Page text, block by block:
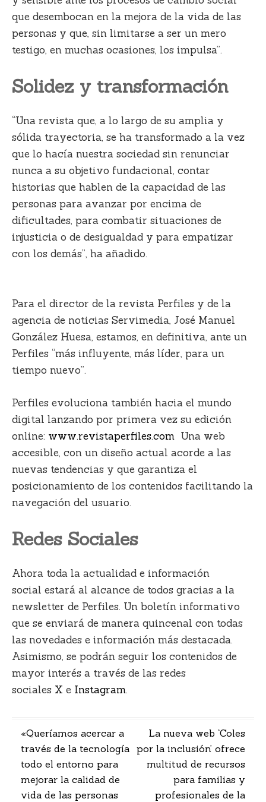
que desembocan en la mejora de la vida de las
personas y que, sin limitarse a ser un mero
testigo, en muchas ocasiones, los impulsa”.
Solidez y transformación
“Una revista que, a lo largo de su amplia y
sólida trayectoria, se ha transformado a la vez
que lo hacía nuestra sociedad sin renunciar
nunca a su objetivo fundacional, contar
historias que hablen de la capacidad de las
personas para avanzar por encima de
dificultades, para combatir situaciones de
injusticia o de desigualdad y para empatizar
con los demás”, ha añadido.
Para el director de la revista Perfiles y de la
agencia de noticias Servimedia, José Manuel
González Huesa, estamos, en definitiva, ante un
Perfiles “más influyente, más líder, para un
tiempo nuevo”.
Perfiles evoluciona también hacia el mundo
digital lanzando por primera vez su edición
online: www.revistaperfiles.com Una web
accesible, con un diseño actual acorde a las
nuevas tendencias y que garantiza el
posicionamiento de los contenidos facilitando la
navegación del usuario.
Redes Sociales
Ahora toda la actualidad e información
social estará al alcance de todos gracias a la
newsletter de Perfiles. Un boletín informativo
que se enviará de manera quincenal con todas
las novedades e información más destacada.
Asimismo, se podrán seguir los contenidos de
mayor interés a través de las redes
sociales X e Instagram.
Navegación
de
entradas
«Queríamos acercar a
través de la tecnología
todo el entorno para
mejorar la calidad de
vida de las personas
La nueva web ‘Coles
por la inclusión’ ofrece
multitud de recursos
para familias y
profesionales de la